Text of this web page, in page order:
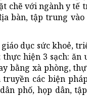
chẽ với ngành y tế
bàn, tập trung vào
dục sức khoẻ,
hiện 3 sạch: ăn
bằng xà phòng,
các biện
phố, họp dân,